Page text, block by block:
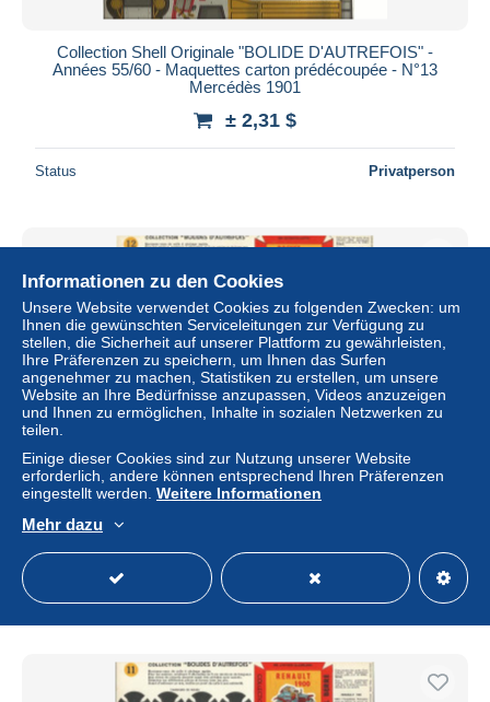
Collection Shell Originale "BOLIDE D'AUTREFOIS" -
Années 55/60 - Maquettes carton prédécoupée - N°13
Mercédès 1901
± 2,31 $
Status Privatperson
Collection Shell Originale "BOLIDE D'AUTREFOIS"
Années 55/60 - Maquettes carton prédécoupée - N°12
Status Privatperson
Informationen zu den Cookies
Unsere Website verwendet Cookies zu folgenden Zwecken: um
Ihnen die gewünschten Serviceleitungen zur Verfügung zu
stellen, die Sicherheit auf unserer Plattform zu gewährleisten,
Ihre Präferenzen zu speichern, um Ihnen das Surfen
angenehmer zu machen, Statistiken zu erstellen, um unsere
Website an Ihre Bedürfnisse anzupassen, Videos anzuzeigen
und Ihnen zu ermöglichen, Inhalte in sozialen Netzwerken zu
teilen.
Einige dieser Cookies sind zur Nutzung unserer Website
erforderlich, andere können entsprechend Ihren Präferenzen
eingestellt werden. Weitere Informationen
Mehr dazu